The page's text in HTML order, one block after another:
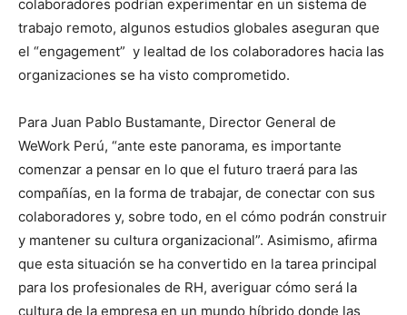
colaboradores podrían experimentar en un sistema de
trabajo remoto, algunos estudios globales aseguran que
el “engagement” y lealtad de los colaboradores hacia las
organizaciones se ha visto comprometido.
Para Juan Pablo Bustamante, Director General de
WeWork Perú, “ante este panorama, es importante
comenzar a pensar en lo que el futuro traerá para las
compañías, en la forma de trabajar, de conectar con sus
colaboradores y, sobre todo, en el cómo podrán construir
y mantener su cultura organizacional”. Asimismo, afirma
que esta situación se ha convertido en la tarea principal
para los profesionales de RH, averiguar cómo será la
cultura de la empresa en un mundo híbrido donde las